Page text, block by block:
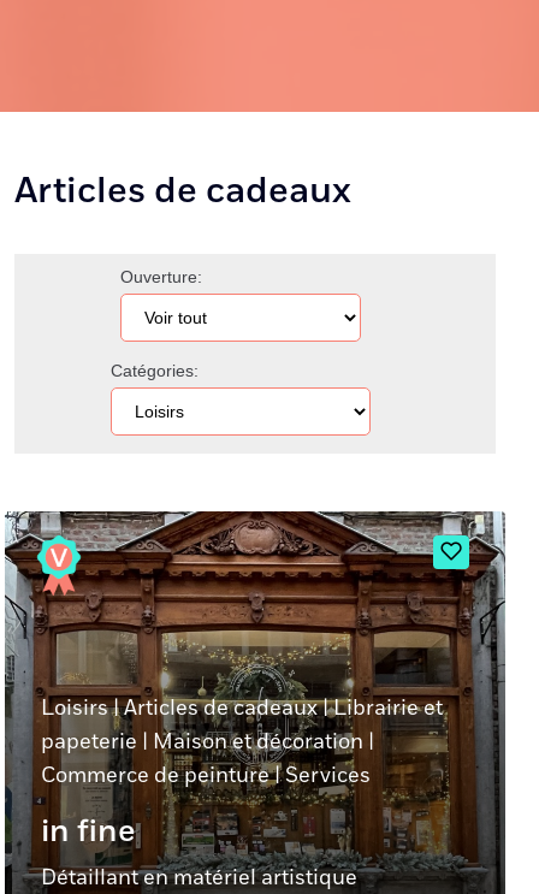
Articles de cadeaux
Ouverture:
Catégories:
Loisirs|Articles de cadeaux|Librairie et
papeterie | Maison et décoration |
Commerce de peinture|Services
in fine
Détaillant en matériel artistique